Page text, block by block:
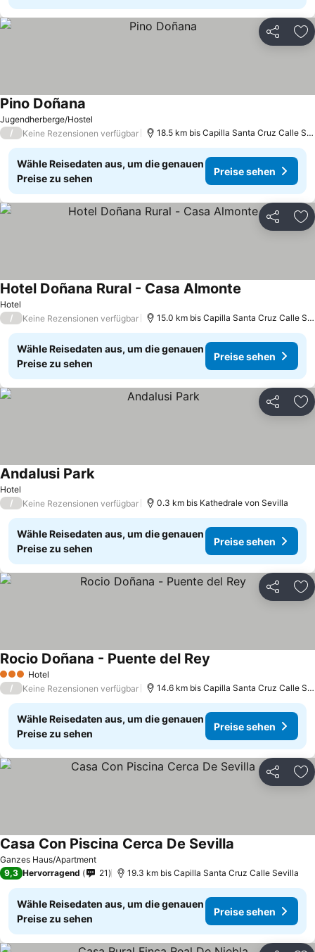
Teilen
Jugendherberge/Hostel
Pino Doñana
/ Keine Rezensionen verfügbar 18.5 km bis Capilla Santa Cruz Calle
Wähle Reisedaten aus, um die genauen
Preise zu sehen
Preise sehen
Teilen
Hotel
Hotel Doñana Rural - Casa Almonte
/ Keine Rezensionen verfügbar 15.0 km bis Capilla Santa Cruz Calle
Wähle Reisedaten aus, um die genauen
Preise zu sehen
Preise sehen
Teilen
Hotel
Andalusi ParkPreise sehen
/ Keine Rezensionen verfügbar 0.3 km bis Kathedrale von Sevilla
Wähle Reisedaten aus, um die genauen
Preise zu sehen
Preise sehen
Teilen
3 SterneHotel
Rocio Doñana - Puente del Rey
/ Keine Rezensionen verfügbar 14.6 km bis Capilla Santa Cruz Calle
Wähle Reisedaten aus, um die genauen
Preise zu sehen
Preise sehen
Teilen
Ganzes Haus/Apartment
Casa Con Piscina Cerca De Sevilla
9,3 Hervorragend 21 19.3 km bis Capilla Santa Cruz Calle Sevilla
Wähle Reisedaten aus, um die genauen
Preise zu sehen
Preise sehen